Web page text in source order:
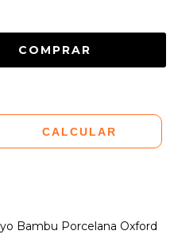
CALCULAR
Bambu Porcelana Oxford